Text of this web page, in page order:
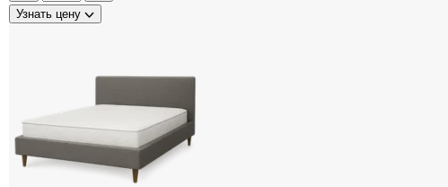
Узнать цену